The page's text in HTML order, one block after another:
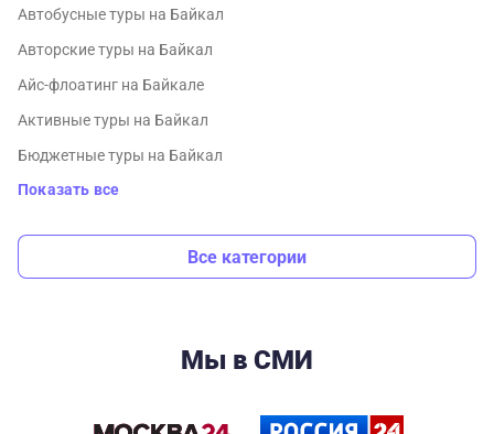
Автобусные туры на Байкал
Авторские туры на Байкал
Айс-флоатинг на Байкале
Активные туры на Байкал
Бюджетные туры на Байкал
Показать все
Все категории
Мы в СМИ